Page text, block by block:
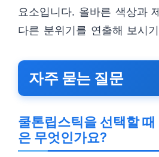
요소입니다. 올바른 색상과
다른 분위기를 연출해 보시
자주 묻는 질문
쿨톤립스틱을 선택할 때
은 무엇인가요?